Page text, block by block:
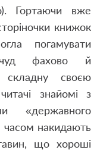
Гортаючи вже
книжок
погамувати
фахово й
складну своєю
знайомі з
«державного
часом накидають
що хороші